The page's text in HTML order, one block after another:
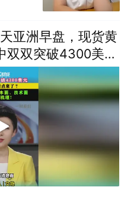
亚洲早盘，现货黄
双双突破4300美